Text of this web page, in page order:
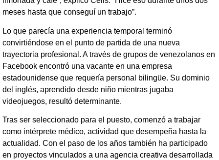
meses hasta que conseguí un trabajo”.
Lo que parecía una experiencia temporal terminó
convirtiéndose en el punto de partida de una nueva
trayectoria profesional. A través de grupos de venezolanos en
Facebook encontró una vacante en una empresa
estadounidense que requería personal bilingüe. Su dominio
del inglés, aprendido desde niño mientras jugaba
videojuegos, resultó determinante.
Tras ser seleccionado para el puesto, comenzó a trabajar
como intérprete médico, actividad que desempeña hasta la
actualidad. Con el paso de los años también ha participado
en proyectos vinculados a una agencia creativa desarrollada